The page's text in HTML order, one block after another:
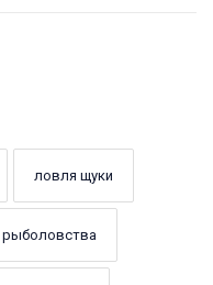
ловля щуки
рыболовства